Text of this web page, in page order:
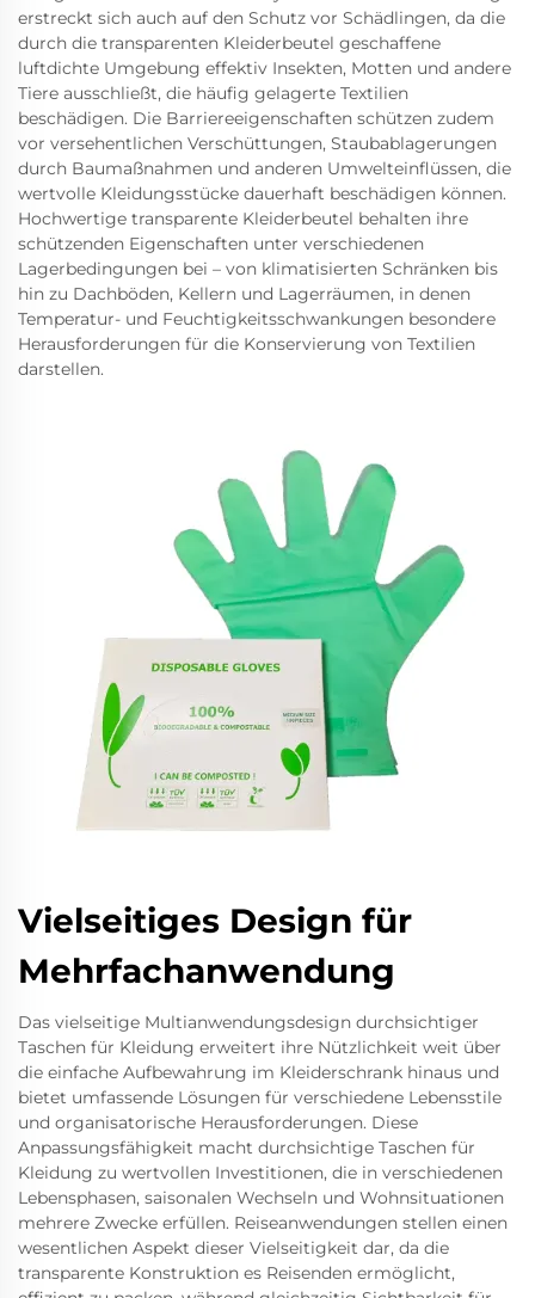
erstreckt sich auch auf den Schutz vor Schädlingen, da die
durch die transparenten Kleiderbeutel geschaffene
luftdichte Umgebung effektiv Insekten, Motten und andere
Tiere ausschließt, die häufig gelagerte Textilien
beschädigen. Die Barriereeigenschaften schützen zudem
vor versehentlichen Verschüttungen, Staubablagerungen
durch Baumaßnahmen und anderen Umwelteinflüssen, die
wertvolle Kleidungsstücke dauerhaft beschädigen können.
Hochwertige transparente Kleiderbeutel behalten ihre
schützenden Eigenschaften unter verschiedenen
Lagerbedingungen bei – von klimatisierten Schränken bis
hin zu Dachböden, Kellern und Lagerräumen, in denen
Temperatur- und Feuchtigkeitsschwankungen besondere
Herausforderungen für die Konservierung von Textilien
darstellen.
Vielseitiges Design für
Mehrfachanwendung
Das vielseitige Multianwendungsdesign durchsichtiger
Taschen für Kleidung erweitert ihre Nützlichkeit weit über
die einfache Aufbewahrung im Kleiderschrank hinaus und
bietet umfassende Lösungen für verschiedene Lebensstile
und organisatorische Herausforderungen. Diese
Anpassungsfähigkeit macht durchsichtige Taschen für
Kleidung zu wertvollen Investitionen, die in verschiedenen
Lebensphasen, saisonalen Wechseln und Wohnsituationen
mehrere Zwecke erfüllen. Reiseanwendungen stellen einen
wesentlichen Aspekt dieser Vielseitigkeit dar, da die
transparente Konstruktion es Reisenden ermöglicht,